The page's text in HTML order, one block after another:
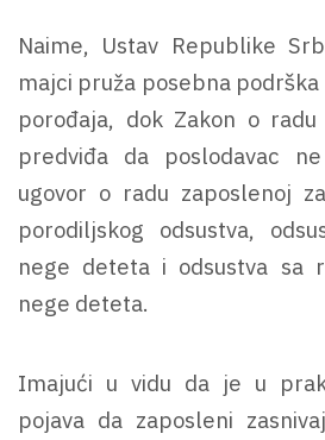
Naime, Ustav Republike
majci pruža posebna
porođaja, dok Zakon o
predviđa da poslodavac
ugovor o radu zaposlenoj
porodiljskog odsustva,
nege deteta i odsustva sa
nege deteta.
Imajući u vidu da je u
pojava da zaposleni